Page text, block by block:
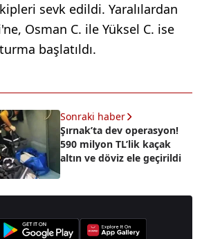
sevk edildi. Yaralılardan
Osman C. ile Yüksel C. ise
başlatıldı.
Sonraki haber
Şırnak’ta dev operasyon!
590 milyon TL’lik kaçak
altın ve döviz ele geçirildi